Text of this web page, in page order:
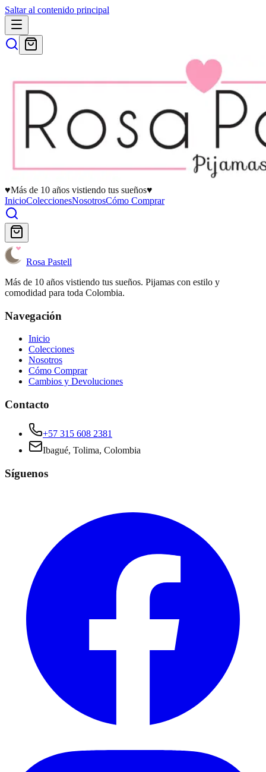
Saltar al contenido principal
♥Más de 10 años vistiendo tus sueños♥
InicioColeccionesNosotrosCómo Comprar
Rosa Pastell
Más de 10 años vistiendo tus sueños. Pijamas con estilo y
comodidad para toda Colombia.
Navegación
Inicio
Colecciones
Nosotros
Cómo Comprar
Cambios y Devoluciones
Contacto
+57 315 608 2381
Ibagué, Tolima, Colombia
Síguenos